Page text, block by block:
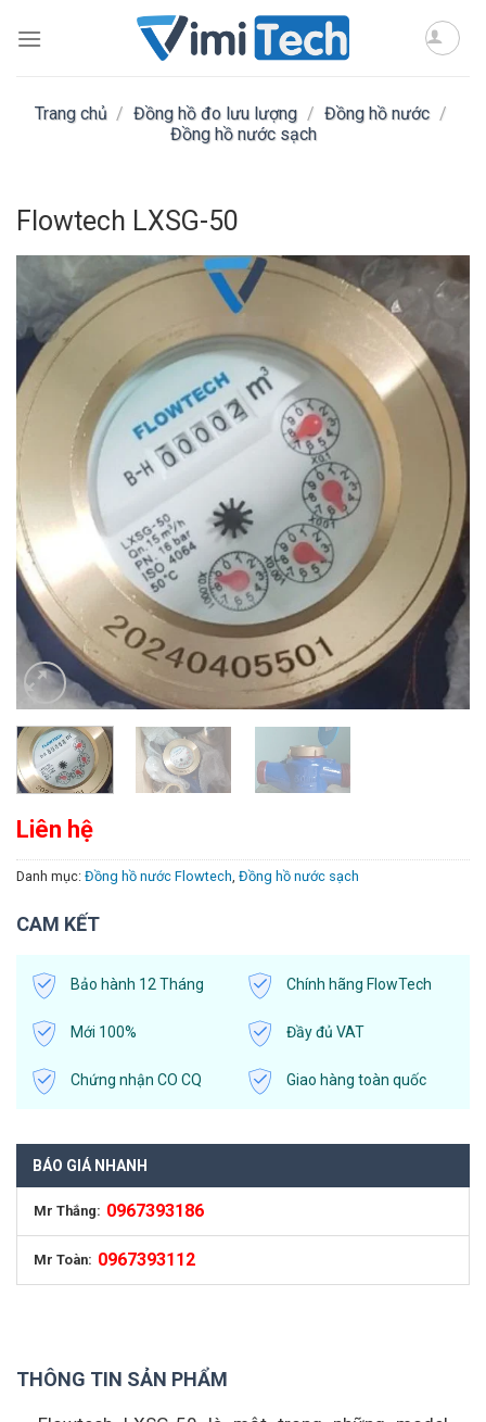
Trang chủ / Đồng hồ đo lưu lượng / Đồng hồ nước /
Đồng hồ nước sạch
Flowtech LXSG-50
Liên hệ
Danh mục: Đồng hồ nước Flowtech, Đồng hồ nước sạch
CAM KẾT
Bảo hành 12 Tháng Chính hãng FlowTech
Mới 100% Đầy đủ VAT
Chứng nhận CO CQ Giao hàng toàn quốc
BÁO GIÁ NHANH
Mr Thắng: 0967393186
Mr Toàn: 0967393112
THÔNG TIN SẢN PHẨM